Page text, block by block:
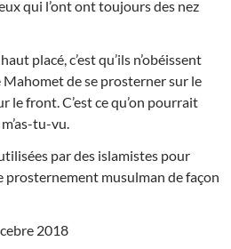
qui l’ont ont toujours des nez
placé, c’est qu’ils n’obéissent
de se prosterner sur le
le front. C’est ce qu’on pourrait
tu-vu.
par des islamistes pour
musulman de façon
2018